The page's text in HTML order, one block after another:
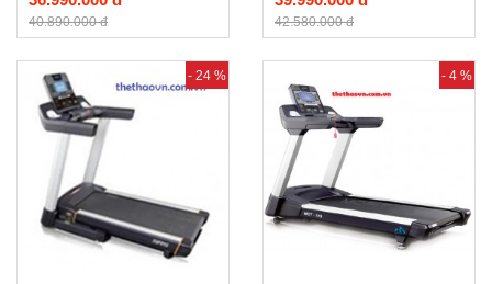
40.890.000 đ 42.580.000 đ
- 24 % - 4 %